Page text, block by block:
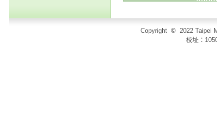
Copyright © 2022 Taipei
校址：